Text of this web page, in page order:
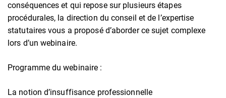
conséquences et qui repose sur plusieurs étapes
procédurales, la direction du conseil et de l’expertise
statutaires vous a proposé d’aborder ce sujet complexe
lors d’un webinaire.
Programme du webinaire :
La notion d’insuffisance professionnelle